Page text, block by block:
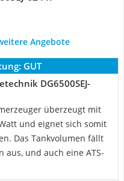
Angebote
GUT
DG6500SEJ-
überzeugt mit
und eignet sich somit
Das Tankvolumen fällt
aus, und auch eine ATS-